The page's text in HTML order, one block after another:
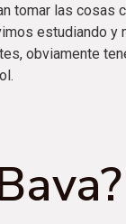
tomar las cosas
estudiando
obviamente